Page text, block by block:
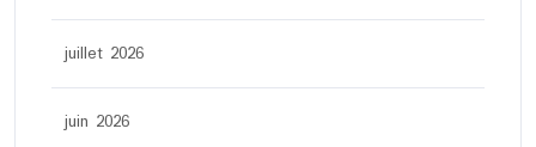
juillet 2026
juin 2026